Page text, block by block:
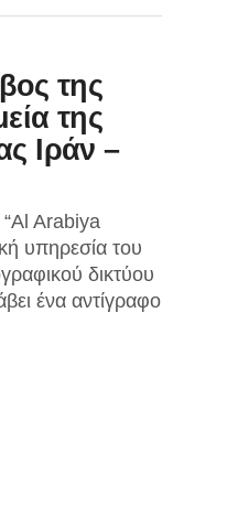
της
της
Ιράν –
Arabiya
υπηρεσία του
δικτύου
ένα αντίγραφο